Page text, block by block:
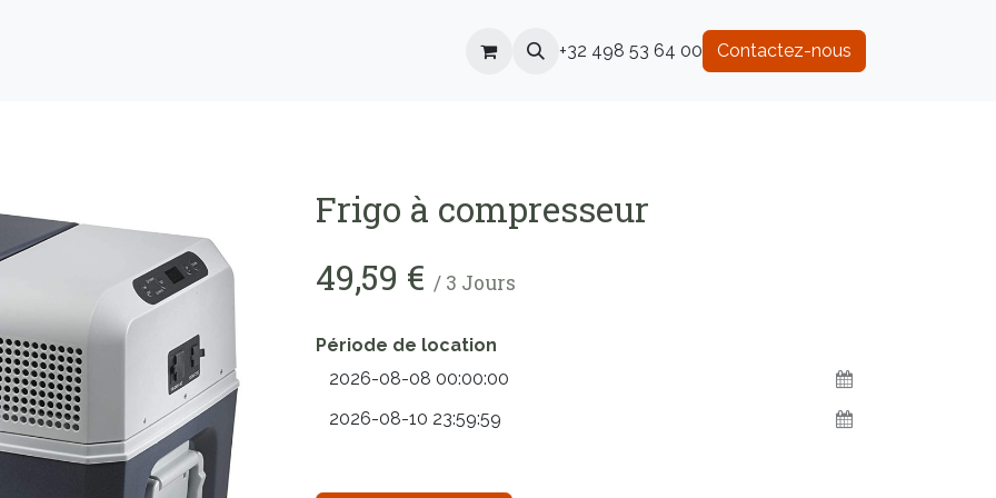
+32 498 53 64 00 Contactez-nous
Frigo à compresseur
49,59 € / 3 Jours
Période de location